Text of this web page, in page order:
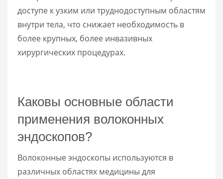
доступе к узким или труднодоступным областям
внутри тела, что снижает необходимость в
более крупных, более инвазивных
хирургических процедурах.
Каковы основные области
применения волоконных
эндоскопов?
Волоконные эндоскопы используются в
различных областях медицины для